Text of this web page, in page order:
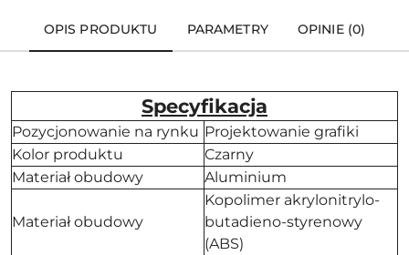
OPIS PRODUKTU PARAMETRY OPINIE (0)
Specyfikacja
Pozycjonowanie na rynku Projektowanie grafiki
Kolor produktu
Czarny
Materiał obudowy
Aluminium
Materiał obudowy
Kopolimer akrylonitrylo-
butadieno-styrenowy
(ABS)